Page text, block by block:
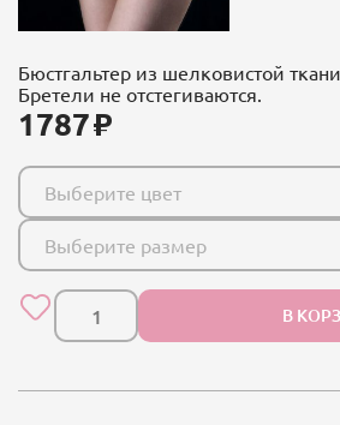
Бюстгальтер из шелковистой
Бретели не отстегиваются.
1787
Выберите цвет
Выберите размер
В